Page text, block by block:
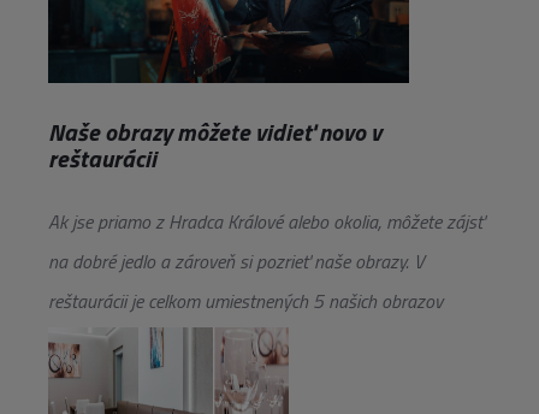
Naše obrazy môžete vidieť novo v
reštaurácii
Ak jse priamo z Hradca Králové alebo okolia, môžete zájsť
na dobré jedlo a zároveň si pozrieť naše obrazy. V
reštaurácii je celkom umiestnených 5 našich obrazov